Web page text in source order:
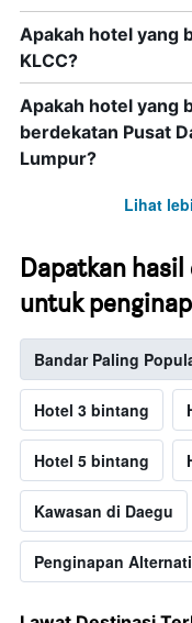
Apakah hotel yang
KLCC?
Apakah hotel yang
berdekatan Pusat
Lumpur?
Lihat
Dapatkan
untuk
Bandar Paling
Hotel 3 bintang
Hotel 5 bintang
Kawasan di Daegu
Penginapan